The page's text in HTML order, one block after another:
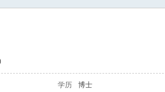
学历 博士